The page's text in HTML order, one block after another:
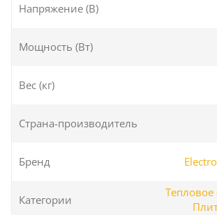
Напряжение (В)
Мощность (Вт)
Вес (кг)
Страна-производитель
Бренд
Категории